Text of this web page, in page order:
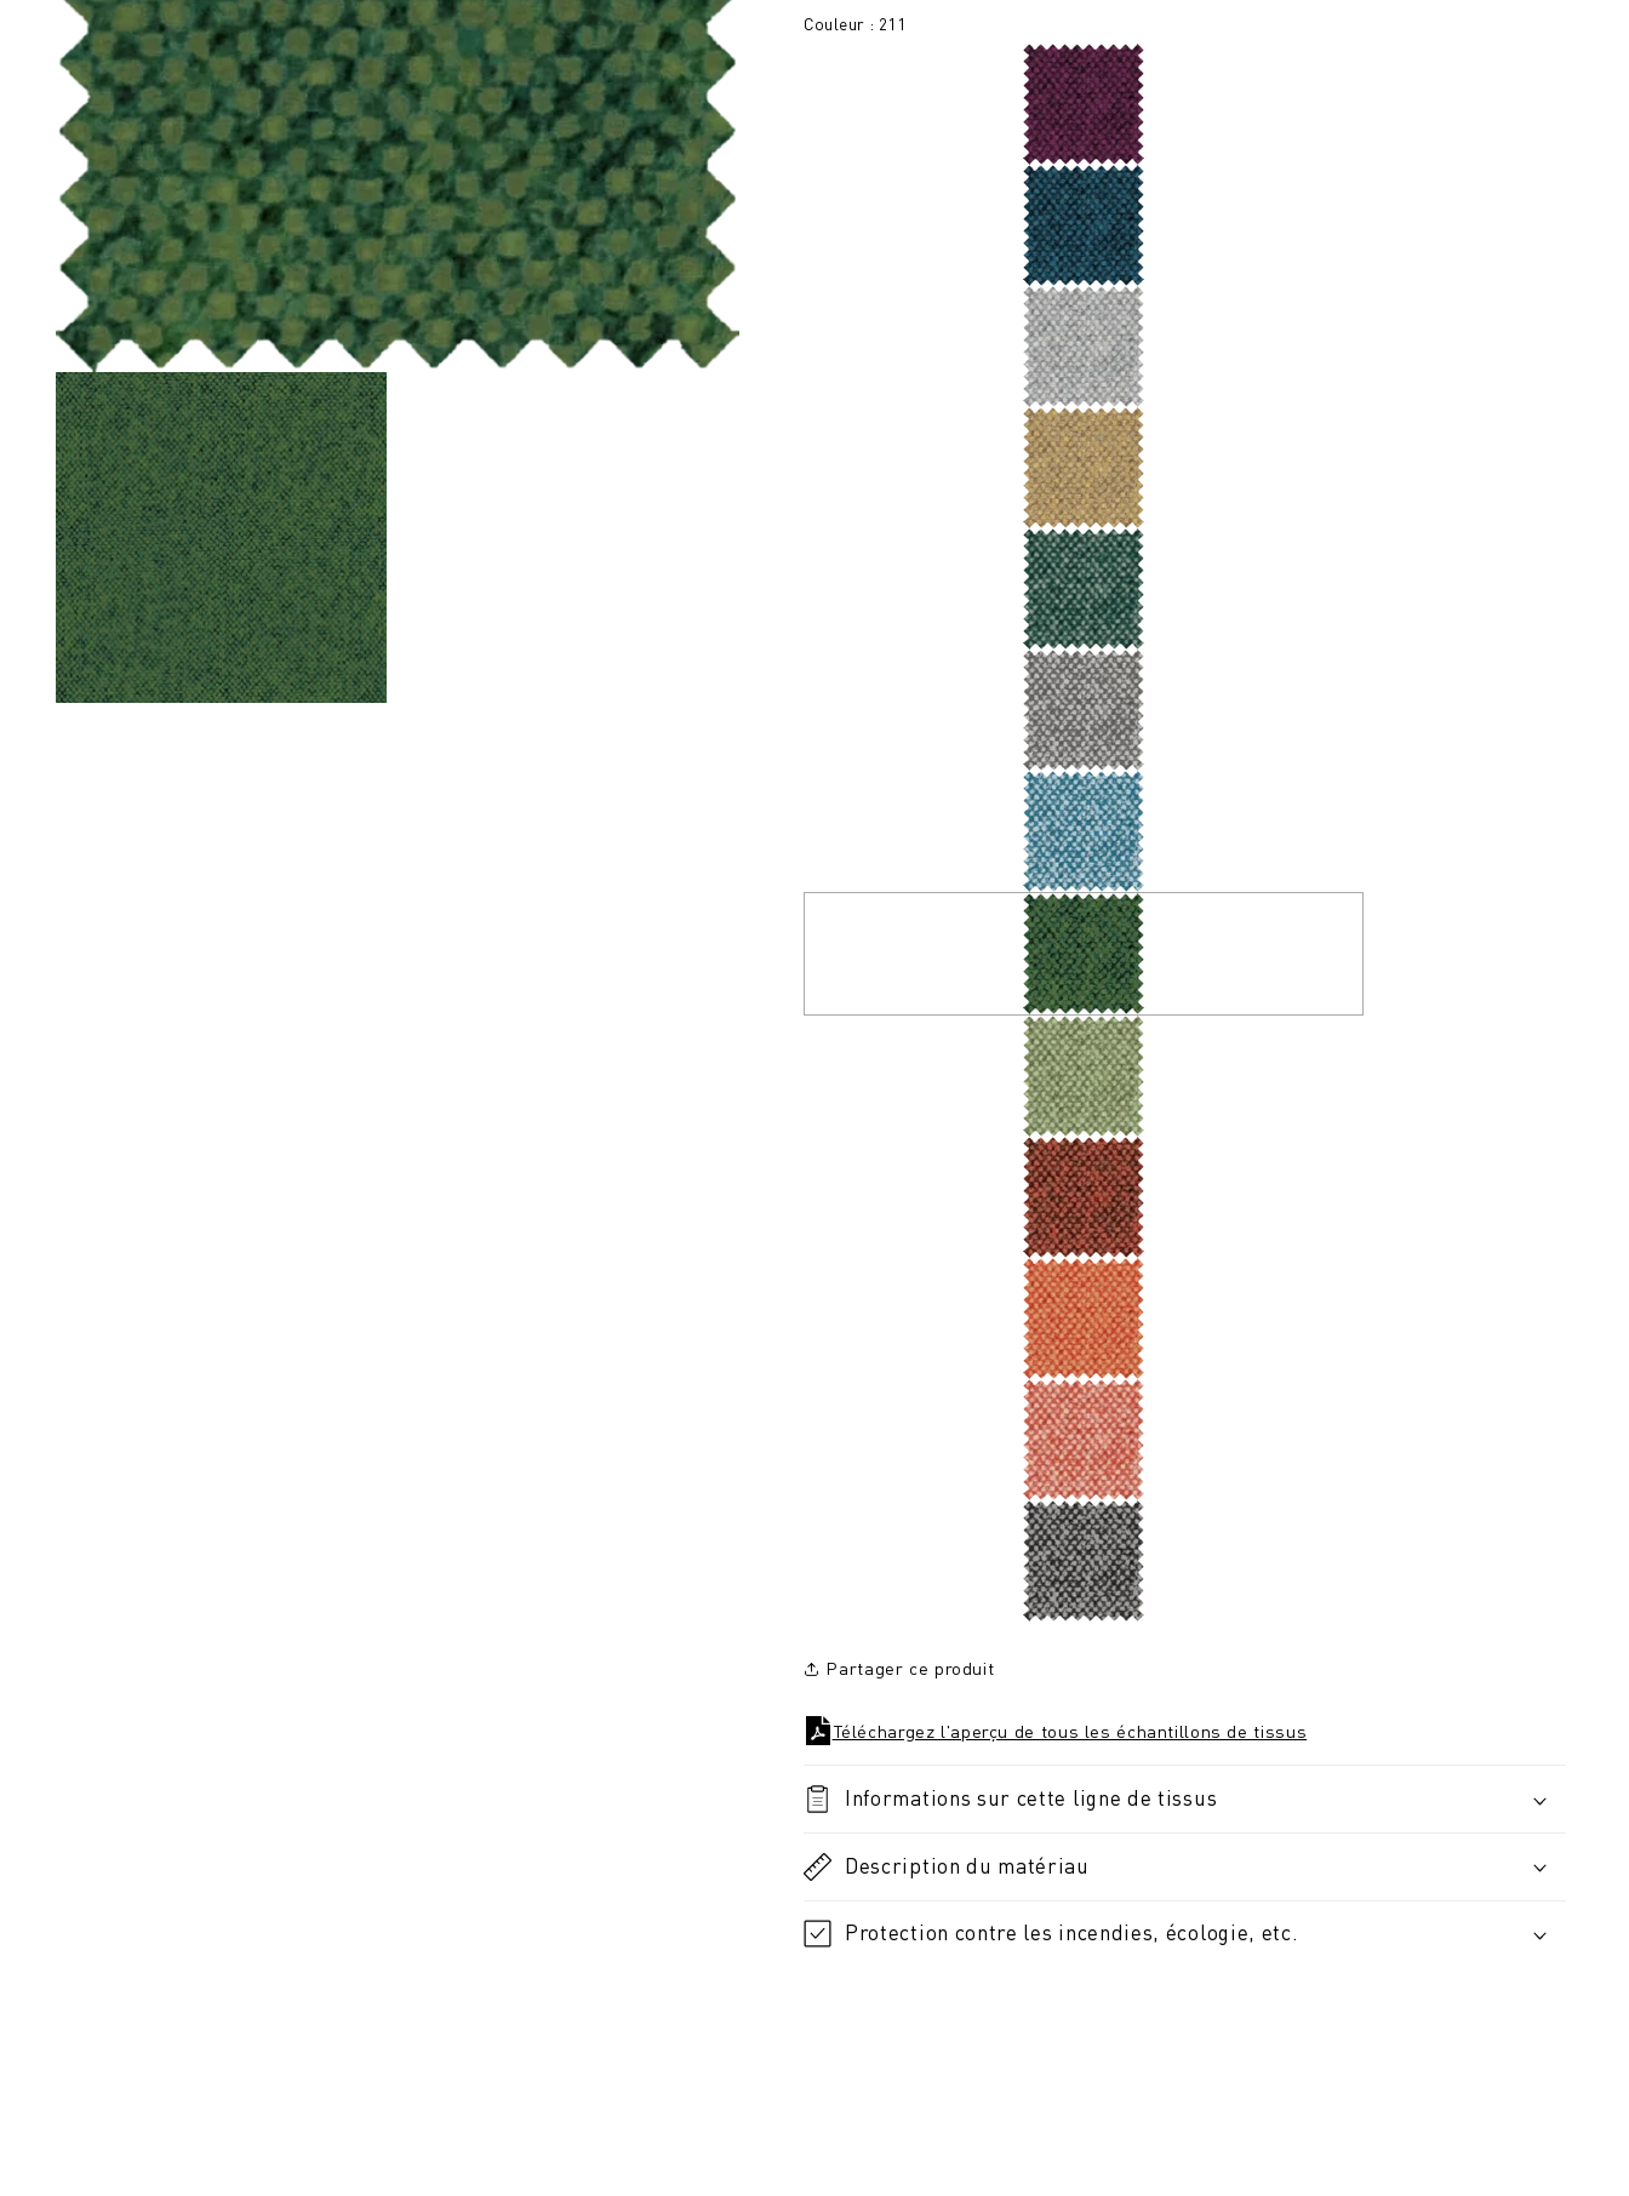
Couleur : 211
Partager ce produit
Téléchargez l'aperçu de tous les échantillons de tissus
Informations sur cette ligne de tissus
Description du matériau
Protection contre les incendies, écologie, etc.